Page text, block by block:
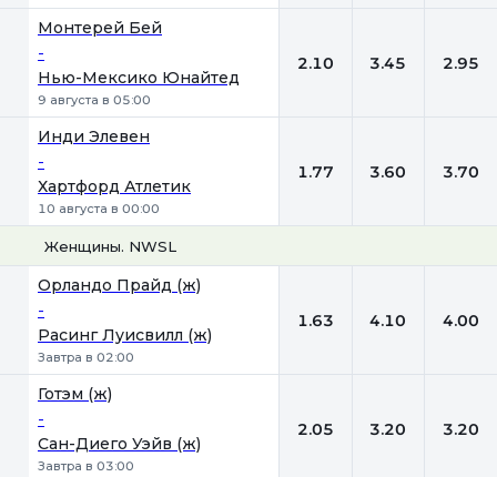
Монтерей Бей
-
Нью-Мексико Юнайтед
9 августа в 05:00
2.10 3.45 2.95
Инди Элевен
-
Хартфорд Атлетик
10 августа в 00:00
1.77 3.60 3.70
Женщины. NWSL
Орландо Прайд (ж)
-
Расинг Луисвилл (ж)
Завтра в 02:00
1.63 4.10 4.00
Готэм (ж)
-
Сан-Диего Уэйв (ж)
Завтра в 03:00
2.05 3.20 3.20